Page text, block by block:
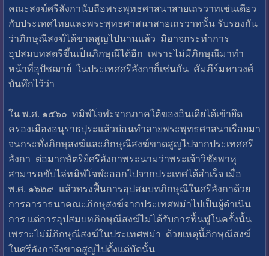
คณะสงฆ์ศรีลังกานับถือพระพุทธศาสนาสายเถรวาทเช่นเดียว
กับประเทศไทยและพระพุทธศาสนาสายเถรวาทนั้น รับรองกัน
ว่าภิกษุณีสงฆ์ได้ขาดสูญไปนานแล้ว มิอาจกระทำการ
อุปสมบทสตรีขึ้นเป็นภิกษุณีได้อีก เพราะไม่มีภิกษุณีมาทำ
หน้าที่อุปัชฌาย์ ในประเทศศรีลังกาก็เช่นกัน คัมภีร์มหาวงศ์
บันทึกไว้ว่า
ใน พ.ศ. ๑๕๖๐ ทมิฬโจฬะจากภาคใต้ของอินเดียได้เข้ายึด
ครองเมืองอนุราธปุระแล้วบ่อนทำลายพระพุทธศาสนาเรื่อยมา
จนกระทั่งภิกษุสงฆ์และภิกษุณีสงฆ์ขาดสูญไปจากประเทศศรี
ลังกา ต่อมากษัตริย์ศรีลังกาพระนามว่าพระเจ้าวิชัยพาหุ
สามารถขับไล่ทมิฬโจฬะออกไปจากประเทศได้สำเร็จ เมื่อ
พ.ศ. ๑๖๒๙ แล้วทรงฟื้นการอุปสมบทภิกษุณีในศรีลังกาด้วย
การอาราธนาคณะภิกษุสงฆ์จากประเทศพม่าไปเป็นผู้ดำเนิน
การ แต่การอุปสมบทภิกษุณีสงฆ์ไม่ได้รับการฟื้นฟูในครั้งนั้น
เพราะไม่มีภิกษุณีสงฆ์ในประเทศพม่า ด้วยเหตุนี้ภิกษุณีสงฆ์
ในศรีลังกาจึงขาดสูญไปตั้งแต่บัดนั้น